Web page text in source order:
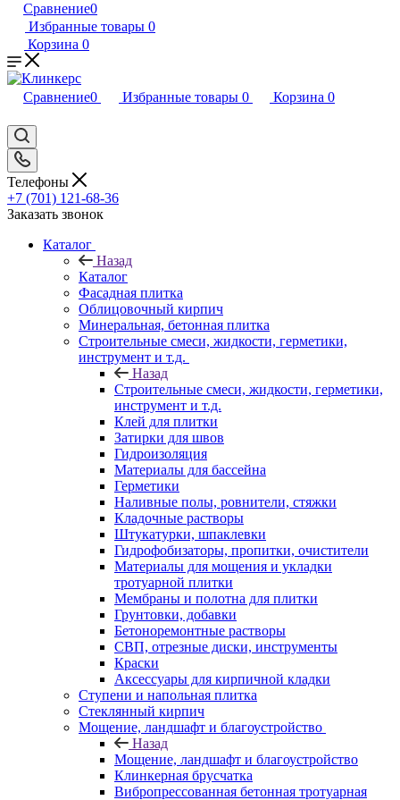
Сравнение0
Избранные товары 0
Корзина 0
Сравнение0 Избранные товары 0 Корзина 0
Телефоны
+7 (701) 121-68-36
Заказать звонок
Каталог
Назад
Каталог
Фасадная плитка
Облицовочный кирпич
Минеральная, бетонная плитка
Строительные смеси, жидкости, герметики,
инструмент и т.д.
Назад
Строительные смеси, жидкости, герметики,
инструмент и т.д.
Клей для плитки
Затирки для швов
Гидроизоляция
Материалы для бассейна
Герметики
Наливные полы, ровнители, стяжки
Кладочные растворы
Штукатурки, шпаклевки
Гидрофобизаторы, пропитки, очистители
Материалы для мощения и укладки
тротуарной плитки
Мембраны и полотна для плитки
Грунтовки, добавки
Бетоноремонтные растворы
СВП, отрезные диски, инструменты
Краски
Аксессуары для кирпичной кладки
Ступени и напольная плитка
Cтеклянный кирпич
Мощение, ландшафт и благоустройство
Назад
Мощение, ландшафт и благоустройство
Клинкерная брусчатка
Вибропрессованная бетонная тротуарная